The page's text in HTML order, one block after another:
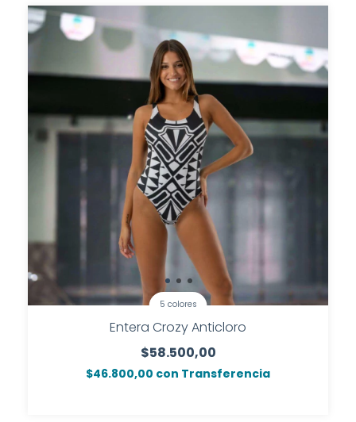
5 colores
Entera Crozy Anticloro
$58.500,00
$46.800,00 con Transferencia